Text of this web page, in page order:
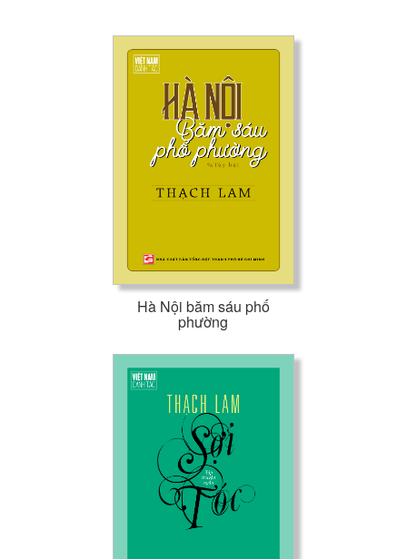
Hà Nội băm sáu phố
phường